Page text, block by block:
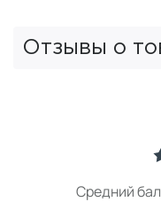
Отзывы о
Средний